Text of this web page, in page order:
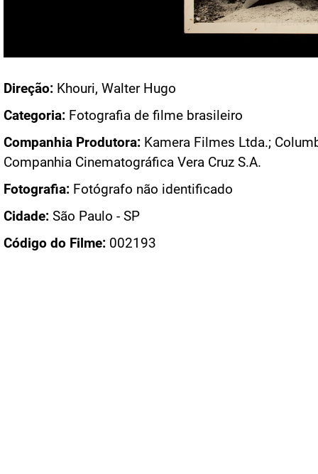
Direção: Khouri, Walter Hugo
Categoria: Fotografia de filme brasileiro
Companhia Produtora: Kamera Filmes Ltda.;
Companhia Cinematográfica Vera Cruz S.A.
Fotografia: Fotógrafo não identificado
Cidade: São Paulo - SP
Código do Filme: 002193